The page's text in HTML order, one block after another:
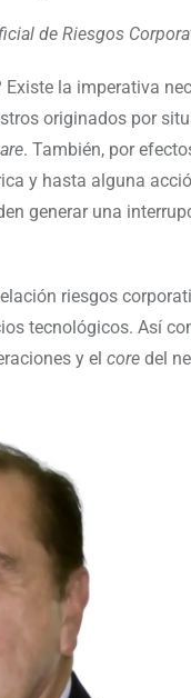
de Riesgos
la imperativa
originados por
. También, por
y hasta alguna
generar una
riesgos
tecnológicos. Así
y el core del